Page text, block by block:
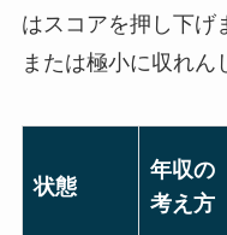
はスコアを押し下げ
または極小に収れん
状態
年収の
考え方